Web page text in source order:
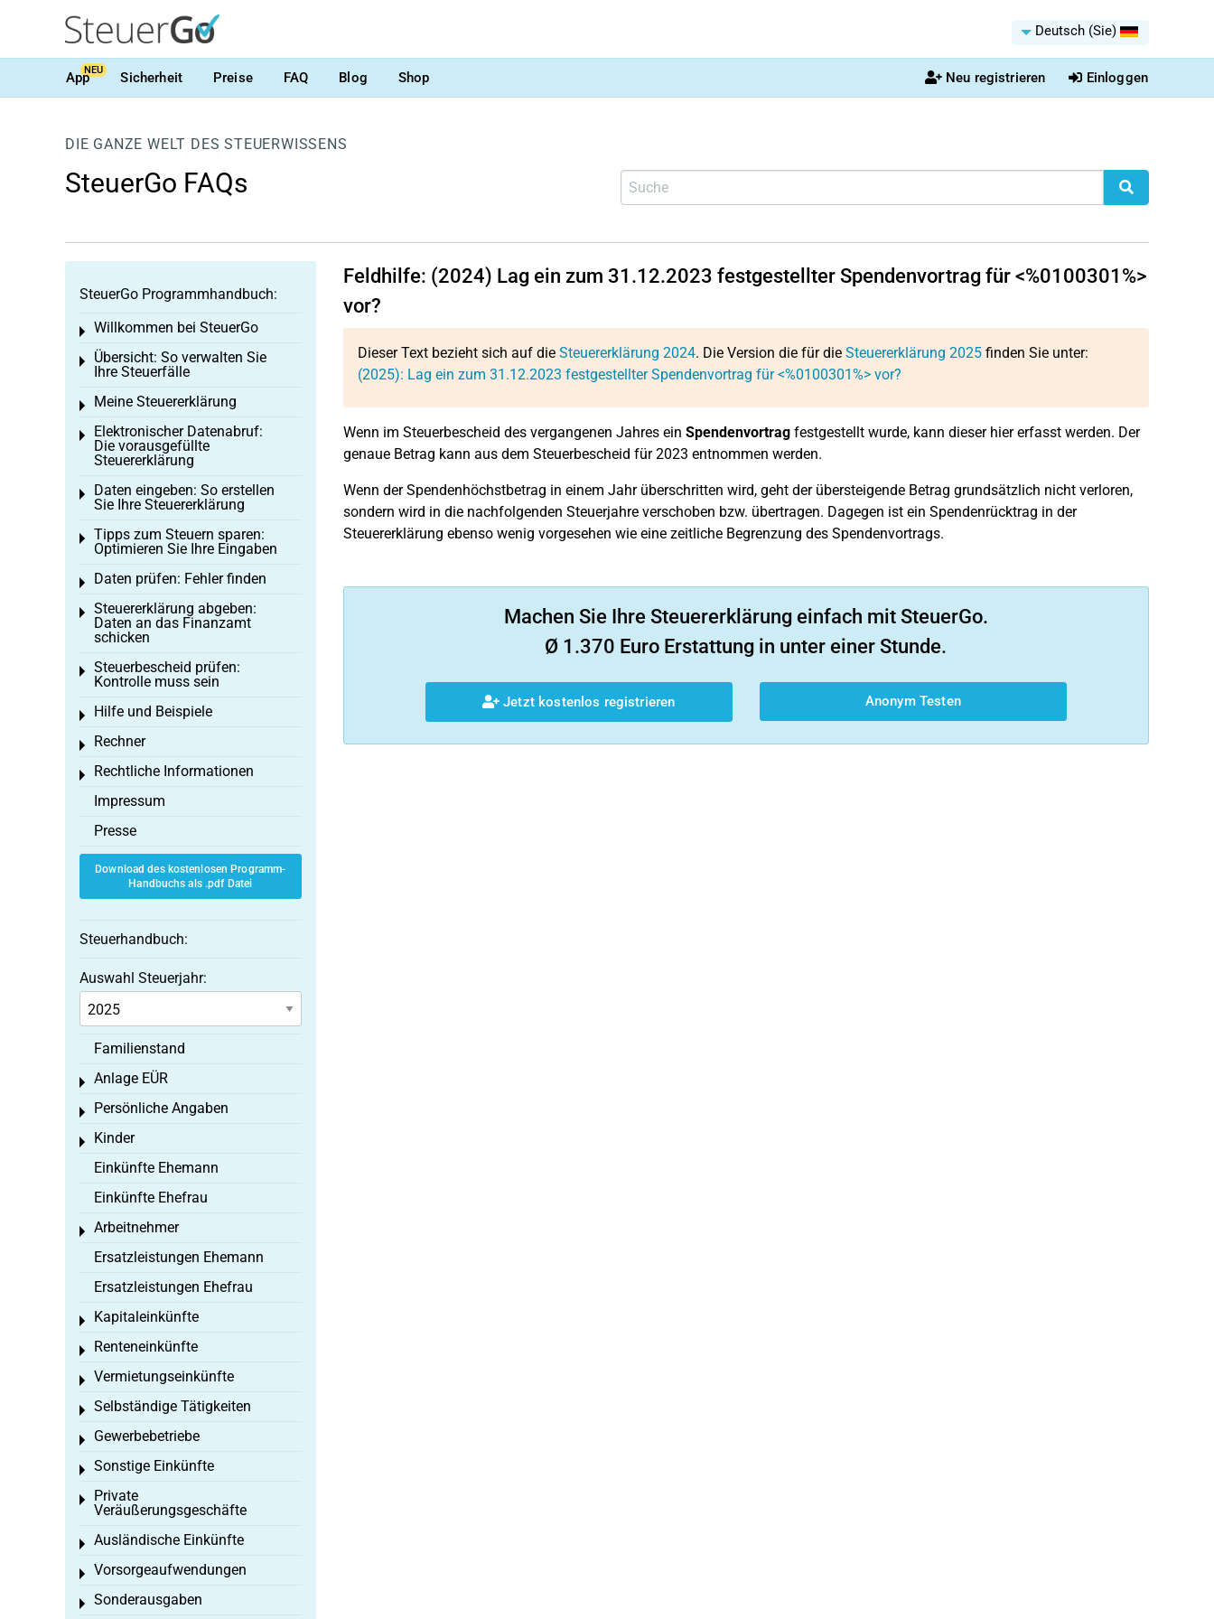
Deutsch (Sie)
AppNEU Sicherheit Preise FAQ Blog Shop Neu registrieren Einloggen
DIE GANZE WELT DES STEUERWISSENS
SteuerGo FAQs
Feldhilfe: (2024) Lag ein zum 31.12.2023 festgestellter Spendenvortrag für <%0100301%>
vor?
Dieser Text bezieht sich auf die Steuererklärung 2024. Die Version die für die Steuererklärung 2025finden Sie unter:
(2025): Lag ein zum 31.12.2023 festgestellter Spendenvortrag für <%0100301%> vor?
Wenn im Steuerbescheid des vergangenen Jahres ein Spendenvortragfestgestellt wurde, kann dieser hier erfasst werden. Der
genaue Betrag kann aus dem Steuerbescheid für 2023 entnommen werden.
Wenn der Spendenhöchstbetrag in einem Jahr überschritten wird, geht der übersteigende Betrag grundsätzlich nicht verloren,
sondern wird in die nachfolgenden Steuerjahre verschoben bzw. übertragen. Dagegen ist ein Spendenrücktrag in der
Steuererklärung ebenso wenig vorgesehen wie eine zeitliche Begrenzung des Spendenvortrags.
Machen Sie Ihre Steuererklärung einfach mit SteuerGo.
Ø 1.370 Euro Erstattung in unter einer Stunde.
Jetzt kostenlos registrieren Anonym Testen
SteuerGo Programmhandbuch:
Willkommen bei SteuerGo
Toggle menu
Übersicht: So verwalten Sie
Ihre Steuerfälle
Toggle menu
Meine Steuererklärung
Toggle menu
Elektronischer Datenabruf:
Die vorausgefüllte
Steuererklärung
Toggle menu
Daten eingeben: So erstellen
Sie Ihre Steuererklärung
Toggle menu
Tipps zum Steuern sparen:
Optimieren Sie Ihre Eingaben
Toggle menu
Daten prüfen: Fehler finden
Toggle menu
Steuererklärung abgeben:
Daten an das Finanzamt
schicken
Toggle menu
Steuerbescheid prüfen:
Kontrolle muss sein
Toggle menu
Hilfe und Beispiele
Toggle menu
Rechner
Toggle menu
Rechtliche Informationen
Toggle menu
Impressum
Presse
Download des kostenlosen Programm-
Handbuchs als .pdf Datei
Steuerhandbuch:
Auswahl Steuerjahr:
Familienstand
Anlage EÜR
Toggle menu
Persönliche Angaben
Toggle menu
Kinder
Toggle menu
Einkünfte Ehemann
Einkünfte Ehefrau
Arbeitnehmer
Toggle menu
Ersatzleistungen Ehemann
Ersatzleistungen Ehefrau
Kapitaleinkünfte
Toggle menu
Renteneinkünfte
Toggle menu
Vermietungseinkünfte
Toggle menu
Selbständige Tätigkeiten
Toggle menu
Gewerbebetriebe
Toggle menu
Sonstige Einkünfte
Toggle menu
Private
Veräußerungsgeschäfte
Toggle menu
Ausländische Einkünfte
Toggle menu
Vorsorgeaufwendungen
Toggle menu
Sonderausgaben
Toggle menu